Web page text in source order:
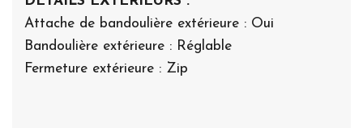
Attache de bandoulière extérieure : Oui
Bandoulière extérieure : Réglable
Fermeture extérieure : Zip